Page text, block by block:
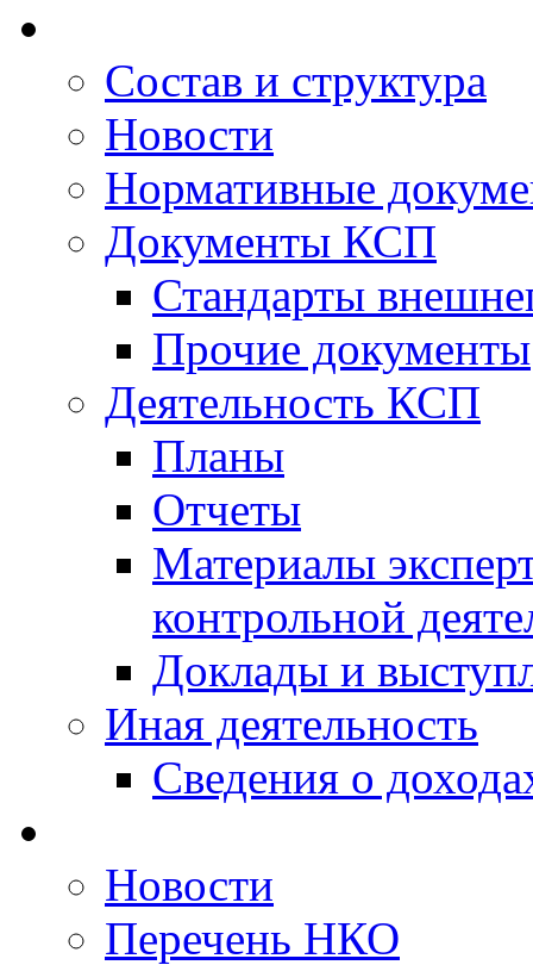
Состав и структура
Новости
Нормативные
Документы КСП
Стандарты
Прочие документы
Деятельность КСП
Планы
Отчеты
Материалы
контрольной
Доклады и
Иная деятельность
Сведения о
Новости
Перечень НКО